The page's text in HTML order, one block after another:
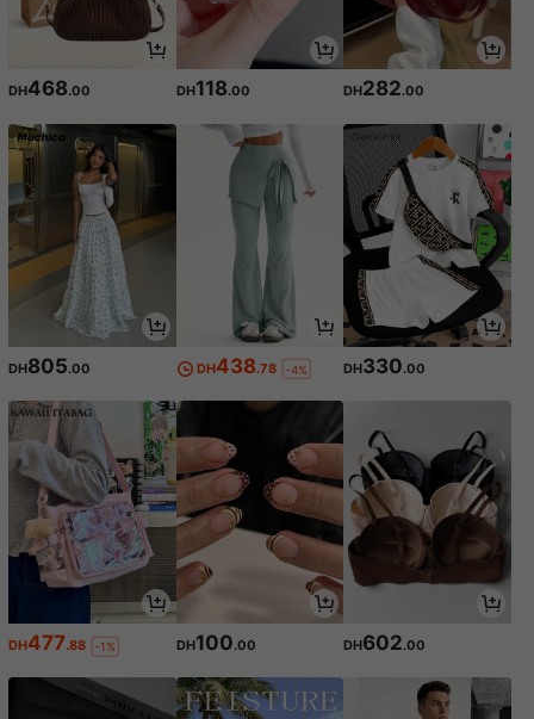
DH468.00 DH118.00 DH282.00
DH805.00 DH438.78 -4% DH330.00
DH477.88 -1% DH100.00 DH602.00